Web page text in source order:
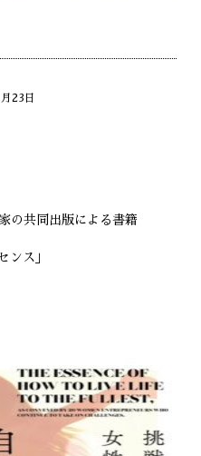
23日
の共同出版による書籍
ンス」